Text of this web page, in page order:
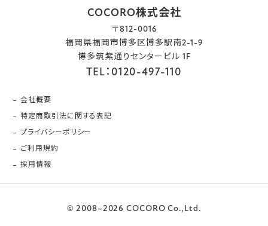
COCORO株式会社
〒812-0016
福岡県福岡市博多区博多駅南2-1-9
博多筑紫通りセンタービル 1F
TEL：0120-497-110
会社概要
特定商取引法に関する表記
プライバシーポリシー
ご利用規約
採用情報
© 2008–2026 COCORO Co.,Ltd.